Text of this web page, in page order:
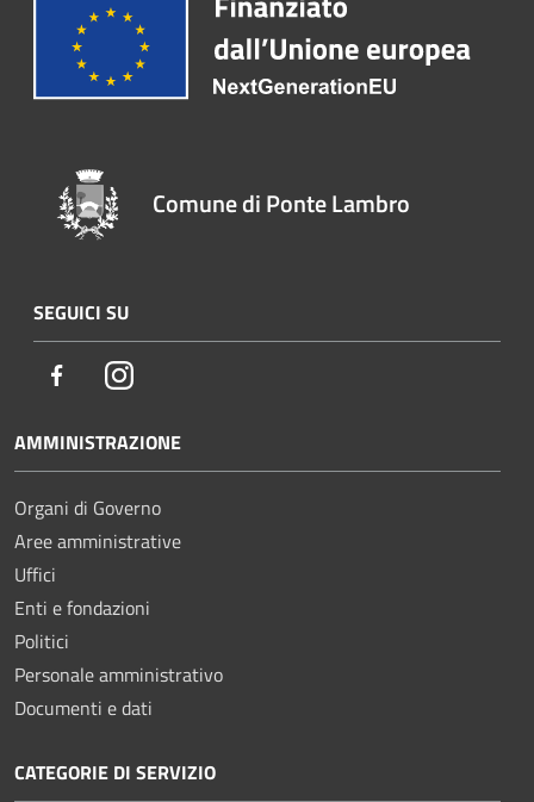
Comune di Ponte Lambro
SEGUICI SU
FacebookInstagram
AMMINISTRAZIONE
Organi di Governo
Aree amministrative
Uffici
Enti e fondazioni
Politici
Personale amministrativo
Documenti e dati
CATEGORIE DI SERVIZIO